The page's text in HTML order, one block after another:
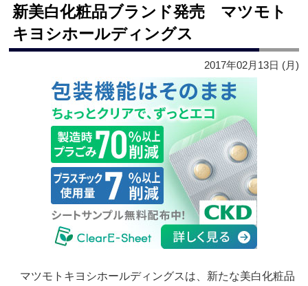
新美白化粧品ブランド発売 マツモト
キヨシホールディングス
2017年02月13日 (月)
マツモトキヨシホールディングスは、新たな美白化粧品